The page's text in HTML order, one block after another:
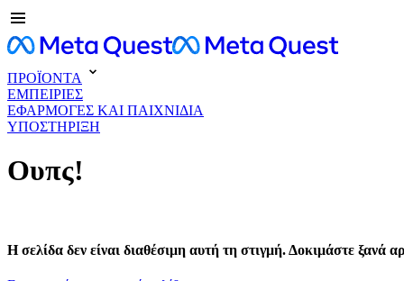
ΠΡΟΪΟΝΤΑ
ΕΜΠΕΙΡΙΕΣ
ΕΦΑΡΜΟΓΕΣ ΚΑΙ ΠΑΙΧΝΙΔΙΑ
ΥΠΟΣΤΗΡΙΞΗ
Ουπς!
Η σελίδα δεν είναι διαθέσιμη αυτή τη στιγμή. Δοκιμάστε ξανά